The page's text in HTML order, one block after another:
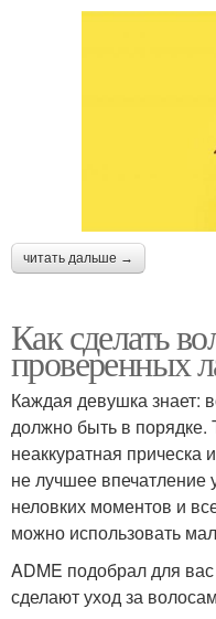
читать дальше →
Как сделать
проверенных
Каждая девушка знает:
должно быть в
неаккуратная
не лучшее
неловких моментов и
можно использовать
ADME подобрал для
сделают уход за